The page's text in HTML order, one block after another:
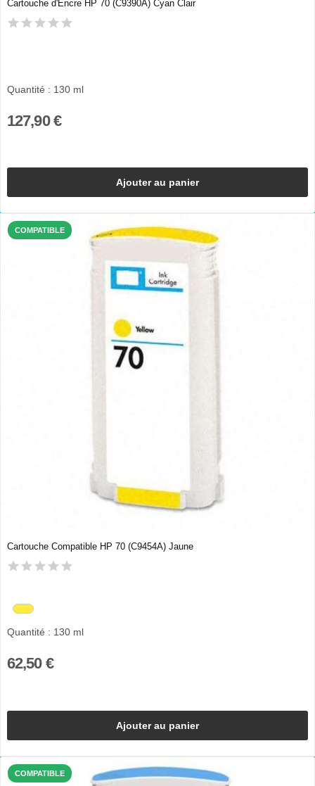
Cartouche d'Encre HP 70 (C9390A) Cyan Clair
Quantité : 130 ml
127,90 €
Ajouter au panier
COMPATIBLE
Cartouche Compatible HP 70 (C9454A) Jaune
Quantité : 130 ml
62,50 €
Ajouter au panier
COMPATIBLE